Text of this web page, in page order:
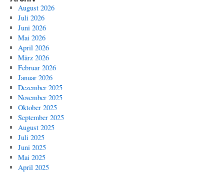
August 2026
Juli 2026
Juni 2026
Mai 2026
April 2026
März 2026
Februar 2026
Januar 2026
Dezember 2025
November 2025
Oktober 2025
September 2025
August 2025
Juli 2025
Juni 2025
Mai 2025
April 2025